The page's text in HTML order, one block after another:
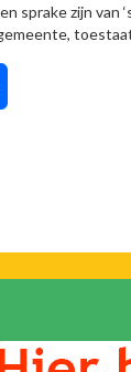
sprake zijn